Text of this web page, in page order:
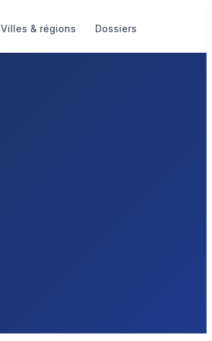
Villes & régions Dossiers